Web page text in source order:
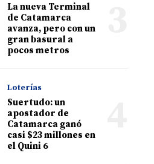
La nueva Terminal
de Catamarca
avanza, pero con un
gran basural a
pocos metros
Loterías
Suertudo: un
apostador de
Catamarca ganó
casi $23 millones en
el Quini 6